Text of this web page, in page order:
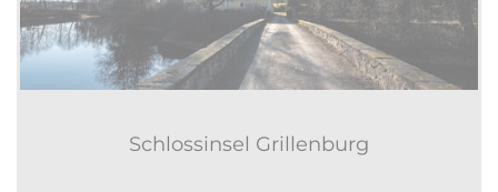
Schlossinsel Grillenburg